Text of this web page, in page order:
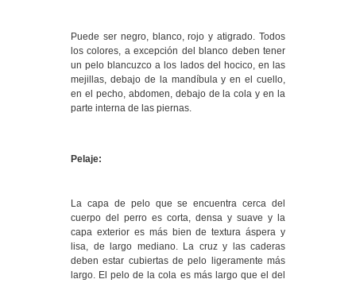
Puede ser negro, blanco, rojo y atigrado. Todos
los colores, a excepción del blanco deben tener
un pelo blancuzco a los lados del hocico, en las
mejillas, debajo de la mandíbula y en el cuello,
en el pecho, abdomen, debajo de la cola y en la
parte interna de las piernas.
Pelaje:
La capa de pelo que se encuentra cerca del
cuerpo del perro es corta, densa y suave y la
capa exterior es más bien de textura áspera y
lisa, de largo mediano. La cruz y las caderas
deben estar cubiertas de pelo ligeramente más
largo. El pelo de la cola es más largo que el del